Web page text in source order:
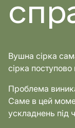
Вушна сірка
сірка
Проблема
Саме в цей
ускладнень під